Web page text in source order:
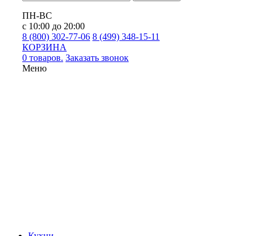
ПН-ВС
с 10:00 до 20:00
8 (800) 302-77-06 8 (499) 348-15-11
КОРЗИНА
0 товаров. Заказать звонок
Меню